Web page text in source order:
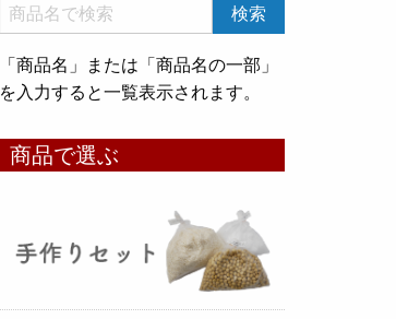
プをリリース致しました。何処へ
でも持ち運びが出来て、非常に便
利です！
た！（2025年08月12日）
「商品名」または「商品名の一部」
を入力すると一覧表示されます。
商品で選ぶ